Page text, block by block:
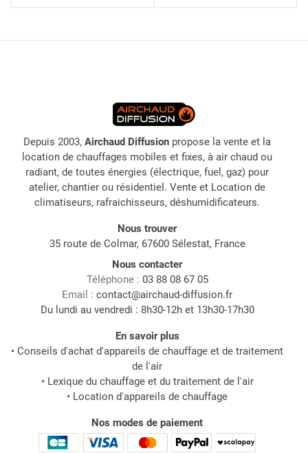
Depuis 2003, Airchaud Diffusion propose la vente et la
location de chauffages mobiles et fixes, à air chaud ou
radiant, de toutes énergies (électrique, fuel, gaz) pour
atelier, chantier ou résidentiel. Vente et Location de
climatiseurs, rafraichisseurs, déshumidificateurs.
Nous trouver
35 route de Colmar, 67600 Sélestat, France
Nous contacter
Téléphone : 03 88 08 67 05
Email : contact@airchaud-diffusion.fr
Du lundi au vendredi : 8h30-12h et 13h30-17h30
En savoir plus
• Conseils d'achat d'appareils de chauffage et de traitement
de l'air
• Lexique du chauffage et du traitement de l'air
• Location d'appareils de chauffage
Nos modes de paiement